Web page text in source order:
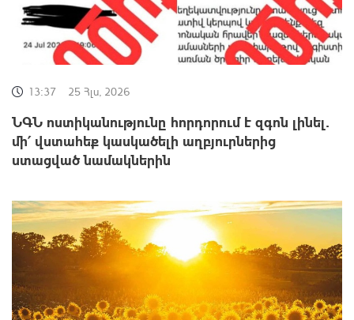
13:37 25 Հլս, 2026
ՆԳՆ ոստիկանությունը հորդորում է զգոն լինել․
մի՛ վստահեք կասկածելի աղբյուրներից
ստացված նամակներին